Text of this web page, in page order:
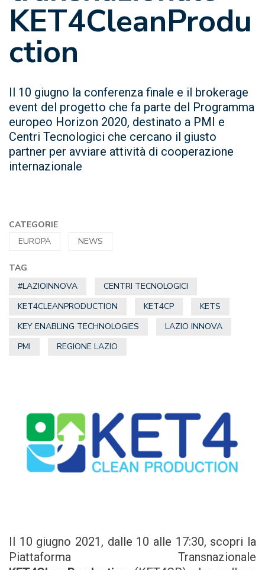
KET4CleanProdu
ction
Il 10 giugno la conferenza finale e il brokerage
event del progetto che fa parte del Programma
europeo Horizon 2020, destinato a PMI e
Centri Tecnologici che cercano il giusto
partner per avviare attività di cooperazione
internazionale
CATEGORIE
EUROPA
NEWS
TAG
#LAZIOINNOVA
CENTRI TECNOLOGICI
KET4CLEANPRODUCTION
KET4CP
KETS
KEY ENABLING TECHNOLOGIES
LAZIO INNOVA
PMI
REGIONE LAZIO
Il 10 giugno 2021, dalle 10 alle 17:30, scopri la
Piattaforma Transnazionale